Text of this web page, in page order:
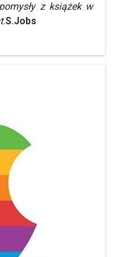
z książek w
S.Jobs